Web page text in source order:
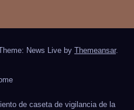
News Live by Themeansar.
de caseta de vigilancia de la